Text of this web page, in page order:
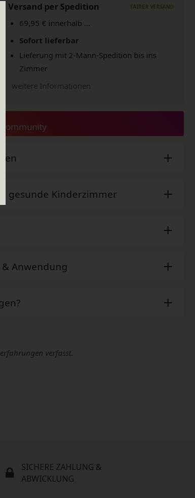
Versand per Spedition
69,95 € innerhalb ...
Sofort lieferbar
Lieferung mit 2-Mann-Spedition bis ins
Zimmer
weitere Informationen
gesunde Kinderzimmer
Anwendung
verfasst.
SICHERE ZAHLUNG &
ABWICKLUNG